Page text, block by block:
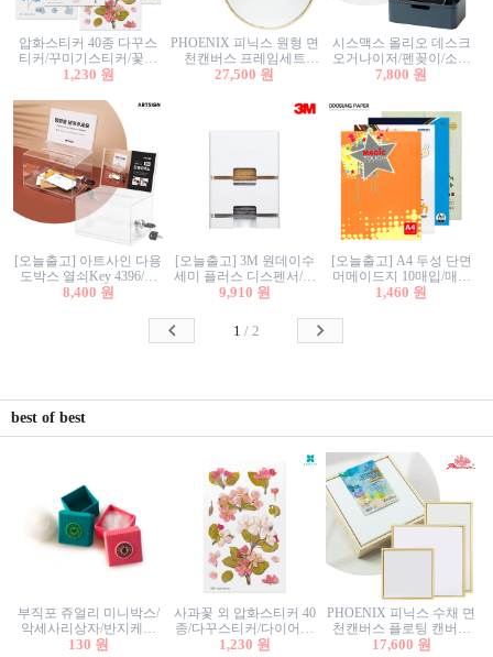
압화스티커 40종 다꾸스
티커/꾸미기스티커/꽃스
티커/압화꽃책갈피/팬시
1,230 원
PHOENIX 피닉스 원형 면
천캔버스 프레임세트
30cm/원형캔버스/플로팅
27,500 원
시스맥스 올리오 데스크
오거나이저/펜꽂이/소품
꽂이/소품함/정리함/수납
7,800 원
[오늘출고] 아트사인 다용
도박스 열쇠Key 4396/투
표함/건의함/모금함/응모
8,400 원
[오늘출고] 3M 원데이수
세미 플러스 디스펜서/소
프트수세미5매+강력수세
9,910 원
[오늘출고] A4 두성 단면
머메이드지 10매입/매직
터치/색지/색상지/색복사
칼라색지/고급복사지
1,460 원
1 / 2
best of best
부직포 쥬얼리 미니박스/
악세사리상자/반지케이
스/반지상자/귀걸이상자/
130 원
사과꽃 외 압화스티커 40
종/다꾸스티커/다이어리
꾸미기/꽃스티커/자연물
1,230 원
PHOENIX 피닉스 수채 면
천캔버스 플로팅 캔버스
프레임세트 30x30cm/액자
17,600 원